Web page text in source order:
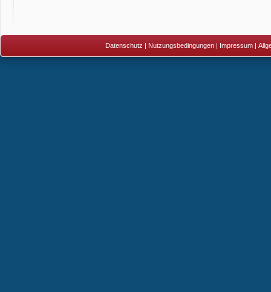
Datenschutz | Nutzungsbedingungen | Impressum |